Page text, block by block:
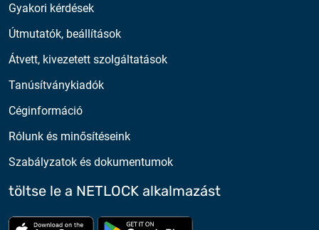
Gyakori kérdések
Útmutatók, beállítások
Átvett, kivezetett szolgáltatások
Tanúsítványkiadók
Céginformáció
Rólunk és minősítéseink
Szabályzatok és dokumentumok
töltse le a NETLOCK alkalmazást
Töltse le az App Store-bólTöltse le a google play-